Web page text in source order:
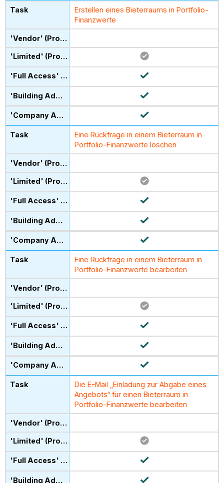
Erstellen eines Bieterraums in Portfolio-
Finanzwerte
Eine Rückfrage in einem Bieterraum in
Portfolio-Finanzwerte löschen
Eine Rückfrage in einem Bieterraum in
Portfolio-Finanzwerte bearbeiten
Die E-Mail „Einladung zur Abgabe eines
Angebots“ für einen Bieterraum in
Portfolio-Finanzwerte bearbeiten